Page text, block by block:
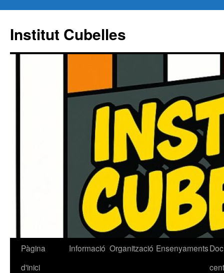
Institut Cubelles
Vés
Pàgina
d'inici
Informació Organització Ensenyaments